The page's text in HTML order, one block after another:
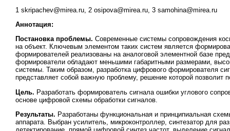
1 skripachev@mirea.ru, 2 osipova@mirea.ru, 3 samohina@mirea.ru
Аннотация:
Постановка проблемы. Современные системы сопровождения
на объект. Ключевым элементом таких систем является
формирователей реализованы на аналоговой элементной базе
формирователи обладают меньшими габаритными размерами,
системы. Таким образом, разработка цифрового формирователя
представляет собой важную проблему, решение которой позволит
Цель. Разработать формирователь сигнала ошибки углового
основе цифровой схемы обработки сигналов.
Результаты. Разработаны функциональная и принципиальная
аппарата. Выбран усилитель, микроконтроллер, синтезатор для